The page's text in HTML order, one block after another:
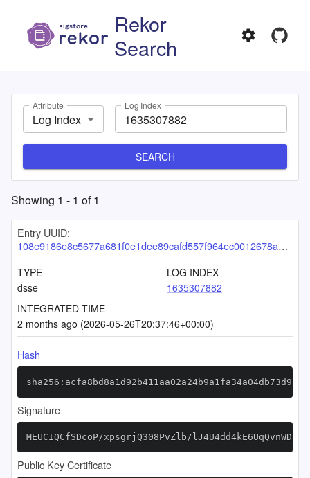
Rekor
Search
Attribute
Log Index
Log Index
SEARCH
Showing 1 - 1 of1
Entry UUID:
108e9186e8c5677a681f0e1dee89cafd557f964ec0012678a40ec377676439c00e13d6f0b43109e0
TYPE
dsse
LOG INDEX
1635307882
INTEGRATED TIME
2 months ago (2026-05-26T20:37:46+00:00)
Hash
Signature
MEUCIQCfSDcoP/xpsgrjQ308PvZlb/
Public Key Certificate